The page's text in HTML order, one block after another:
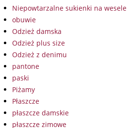
Niepowtarzalne sukienki na wesele
obuwie
Odzież damska
Odzież plus size
Odzież z denimu
pantone
paski
Piżamy
Płaszcze
płaszcze damskie
płaszcze zimowe